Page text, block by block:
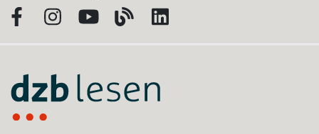
FacebookInstagram
YouTubeBlog